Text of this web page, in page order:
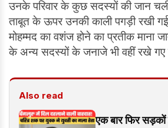
उनके परिवार के कुछ सदस्यों की जान
ताबूत के ऊपर उनकी काली पगड़ी रखी
मोहम्मद का वशंज होने का प्रतीक माना
के अन्य सदस्यों के जनाजे भी वहीं
Also read
एक बार फिर सड़कों